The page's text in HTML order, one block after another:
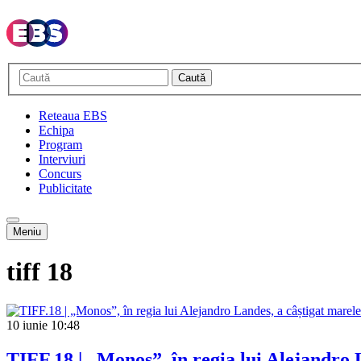
Caută
Reteaua EBS
Echipa
Program
Interviuri
Concurs
Publicitate
Meniu
tiff 18
10 iunie 10:48